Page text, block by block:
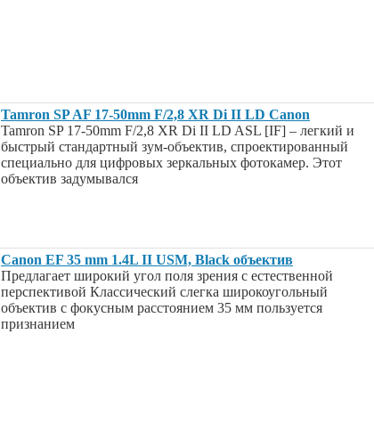
Tamron SP AF 17-50mm F/2,8 XR Di II LD Canon
Tamron SP 17-50mm F/2,8 XR Di II LD ASL [IF] – легкий и
быстрый стандартный зум-объектив, спроектированный
специально для цифровых зеркальных фотокамер. Этот
объектив задумывался
Canon EF 35 mm 1.4L II USM, Black объектив
Предлагает широкий угол поля зрения с естественной
перспективой Классический слегка широкоугольный
объектив с фокусным расстоянием 35 мм пользуется
признанием